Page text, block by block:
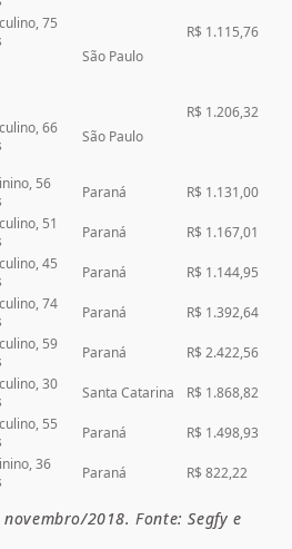
75
São Paulo
R$ 1.115,76
66
São Paulo
R$ 1.206,32
56
Paraná R$ 1.131,00
51
Paraná R$ 1.167,01
45
Paraná
R$ 1.144,95
74
Paraná
R$ 1.392,64
59
Paraná R$ 2.422,56
30
Santa Catarina R$ 1.868,82
55
Paraná R$ 1.498,93
36
Paraná R$ 822,22
2018. Fonte: Segfy e